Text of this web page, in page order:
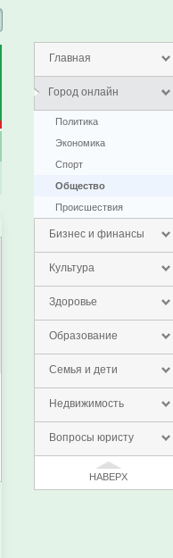
Главная
Город онлайн
Политика
Экономика
Спорт
Общество
Проиcшествия
Бизнес и финансы
Культура
Здоровье
Образование
Семья и дети
Недвижимость
Вопросы юристу
НАВЕРХ